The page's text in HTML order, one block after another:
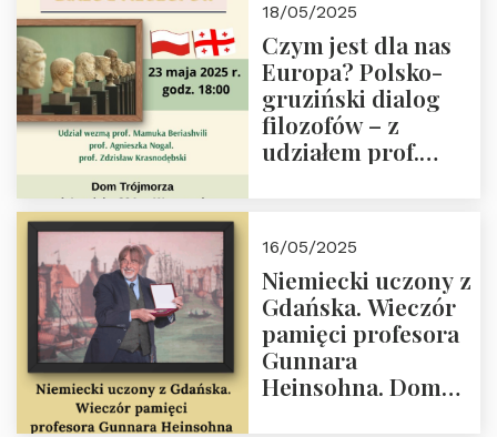
społeczny, członek
Kapituły Nagrody
im. Prezydenta
Lecha
Kaczyńskiego.
Wielki autorytet.
18/05/2025
Czym jest dla nas
Europa? Polsko-
gruziński dialog
filozofów – z
udziałem prof.
Dom Trójmorza 23
maja 2025 r. godz.
18:00.
16/05/2025
Niemiecki uczony z
Gdańska. Wieczór
pamięci profesora
Gunnara
Heinsohna. Dom